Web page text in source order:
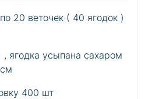
20 веточек ( 40 ягодок )
ягодка усыпана сахаром
400 шт